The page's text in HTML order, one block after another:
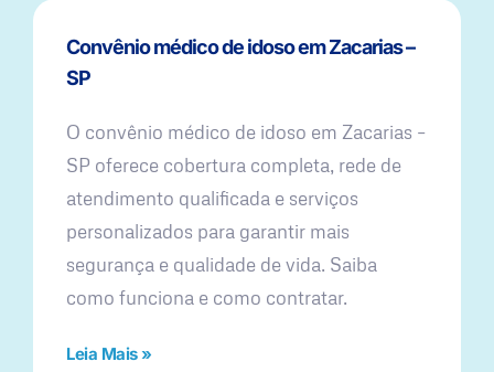
Convênio médico de idoso em Zacarias –
SP
O convênio médico de idoso em Zacarias –
SP oferece cobertura completa, rede de
atendimento qualificada e serviços
personalizados para garantir mais
segurança e qualidade de vida. Saiba
como funciona e como contratar.
Leia Mais »